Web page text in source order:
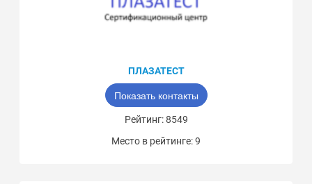
ПЛАЗАТЕСТ
Показать контакты
Рейтинг: 8549
Место в рейтинге: 9